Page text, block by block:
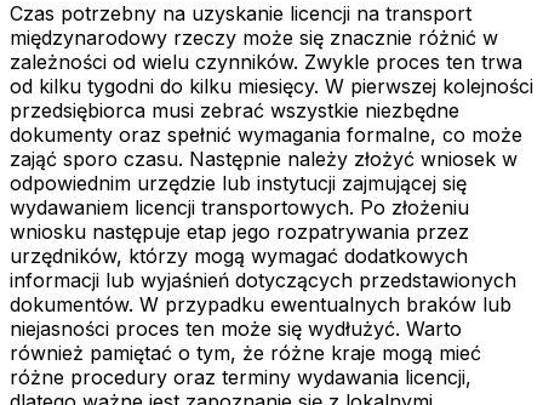
Czas potrzebny na uzyskanie licencji na transport
międzynarodowy rzeczy może się znacznie różnić w
zależności od wielu czynników. Zwykle proces ten trwa
od kilku tygodni do kilku miesięcy. W pierwszej kolejności
przedsiębiorca musi zebrać wszystkie niezbędne
dokumenty oraz spełnić wymagania formalne, co może
zająć sporo czasu. Następnie należy złożyć wniosek w
odpowiednim urzędzie lub instytucji zajmującej się
wydawaniem licencji transportowych. Po złożeniu
wniosku następuje etap jego rozpatrywania przez
urzędników, którzy mogą wymagać dodatkowych
informacji lub wyjaśnień dotyczących przedstawionych
dokumentów. W przypadku ewentualnych braków lub
niejasności proces ten może się wydłużyć. Warto
również pamiętać o tym, że różne kraje mogą mieć
różne procedury oraz terminy wydawania licencji,